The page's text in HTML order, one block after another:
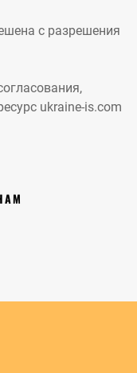
с разрешения
ukraine-is.com